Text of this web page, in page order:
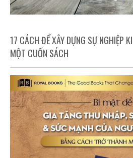
17 CÁCH ĐỂ XÂY DỰNG SỰ NGHIỆP
MỘT CUỐN SÁCH